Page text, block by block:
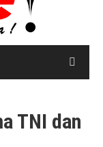
TNI dan